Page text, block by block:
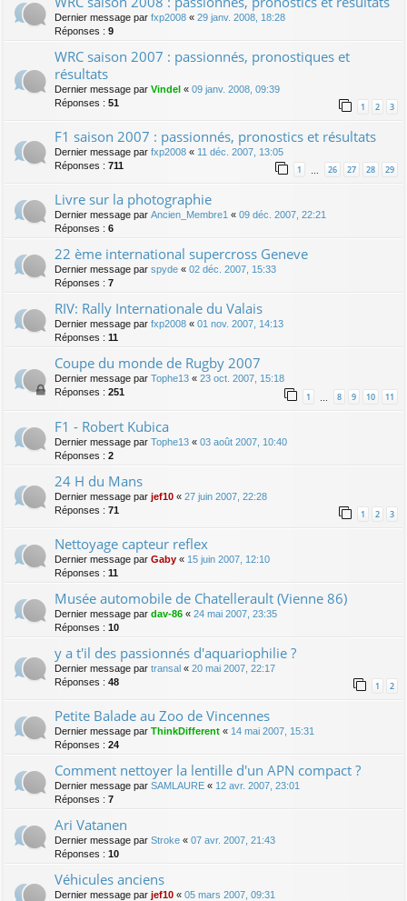
Dernier message par fxp2008 « 29 janv. 2008, 18:28
Réponses : 9
WRC saison 2007 : passionnés, pronostiques et
résultats
Dernier message par Vindel « 09 janv. 2008, 09:39
Réponses : 51 1 2 3
F1 saison 2007 : passionnés, pronostics et résultats
Dernier message par fxp2008 « 11 déc. 2007, 13:05
Réponses : 711 1 … 26 27 28 29
Livre sur la photographie
Dernier message par Ancien_Membre1 « 09 déc. 2007, 22:21
Réponses : 6
22 ème international supercross Geneve
Dernier message par spyde « 02 déc. 2007, 15:33
Réponses : 7
RIV: Rally Internationale du Valais
Dernier message par fxp2008 « 01 nov. 2007, 14:13
Réponses : 11
Coupe du monde de Rugby 2007
Dernier message par Tophe13 « 23 oct. 2007, 15:18
Réponses : 251 1 8 9 10 11
F1 - Robert Kubica
Dernier message par Tophe13 « 03 août 2007, 10:40
Réponses : 2
24 H du Mans
Dernier message par jef10 « 27 juin 2007, 22:28
Réponses : 71 1 2 3
Nettoyage capteur reflex
Dernier message par Gaby « 15 juin 2007, 12:10
Réponses : 11
Musée automobile de Chatellerault (Vienne 86)
Dernier message par dav-86 « 24 mai 2007, 23:35
Réponses : 10
y a t'il des passionnés d'aquariophilie ?
Dernier message par transal « 20 mai 2007, 22:17
Réponses : 48 1 2
Petite Balade au Zoo de Vincennes
Dernier message par ThinkDifferent « 14 mai 2007, 15:31
Réponses : 24
Comment nettoyer la lentille d'un APN compact ?
Dernier message par SAMLAURE « 12 avr. 2007, 23:01
Réponses : 7
Ari Vatanen
Dernier message par Stroke « 07 avr. 2007, 21:43
Réponses : 10
Véhicules anciens
Dernier message par jef10 « 05 mars 2007, 09:31